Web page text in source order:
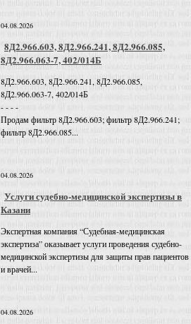
04.08.2026
8Д2.966.603, 8Д2.966.241, 8Д2.966.085,
8Д2.966.063-7, 402/014Б
8Д2.966.603, 8Д2.966.241, 8Д2.966.085,
8Д2.966.063-7, 402/014Б
- - - -
Продам фильтр 8Д2.966.603; фильтр 8Д2.966.241;
фильтр 8Д2.966.085...
04.08.2026
Услуги судебно-медицинской экспертизы в
Казани
Экспертная компания “Судебная-медицинская
экспертиза” оказывает услуги проведения судебно-
медицинской экспертизы для защиты прав пациентов
и врачей...
04.08.2026